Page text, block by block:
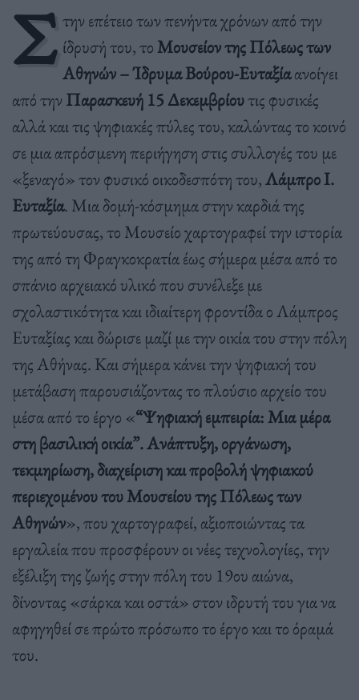
Σ την επέτειο των πενήντα χρόνων από την
ίδρυσή του, τοΜουσείον της Πόλεως των
Αθηνών – Ίδρυμα Βούρου-Ευταξίαανοίγει
από την Παρασκευή 15 Δεκεμβρίουτις φυσικές
αλλά και τις ψηφιακές πύλες του, καλώντας το κοινό
σε μια απρόσμενη περιήγηση στις συλλογές του με
«ξεναγό» τον φυσικό οικοδεσπότη του,Λάμπρο Ι.
Ευταξία. Μια δομή-κόσμημα στην καρδιά της
πρωτεύουσας, το Μουσείο χαρτογραφεί την ιστορία
της από τη Φραγκοκρατία έως σήμερα μέσα από το
σπάνιο αρχειακό υλικό που συνέλεξε με
σχολαστικότητα και ιδιαίτερη φροντίδα ο Λάμπρος
Ευταξίας και δώρισε μαζί με την οικία του στην πόλη
της Αθήνας. Και σήμερα κάνει την ψηφιακή του
μετάβαση παρουσιάζοντας το πλούσιο αρχείο του
μέσα από το έργο «“Ψηφιακή εμπειρία: Μια μέρα
στη βασιλική οικία”. Ανάπτυξη, οργάνωση,
τεκμηρίωση, διαχείριση και προβολή ψηφιακού
περιεχομένου του Μουσείου της Πόλεως των
Αθηνών», που χαρτογραφεί, αξιοποιώντας τα
εργαλεία που προσφέρουν οι νέες τεχνολογίες, την
εξέλιξη της ζωής στην πόλη του 19ου αιώνα,
δίνοντας «σάρκα και οστά» στον ιδρυτή του για να
αφηγηθεί σε πρώτο πρόσωπο το έργο και το όραμά
του.